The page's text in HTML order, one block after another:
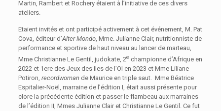
Martin, Rambert et Rochery étaient à l’initiative de ces divers
ateliers.
Etaient invités et ont participé activement à cet événement, M. Pat
Cova, éditeur d’Alter Mondo, Mme. Julianne Clair, nutritionniste de
performance et sportive de haut niveau au lancer de marteau,
Mme Christianne Le Gentil, judokate, 2e championne d’Afrique en
2022 et 1ere des Jeux des Iles de l’OI en 2023 et Mme Liliane
Potiron, recordwomande Maurice en triple saut. Mme Béatrice
Espitalier-Noël, marraine de l’édition I, était aussi présente pour
clore la précédente édition et passer le flambeau aux marraines
de l’édition II, Mmes Julianne Clair et Christianne Le Gentil. Ce fut